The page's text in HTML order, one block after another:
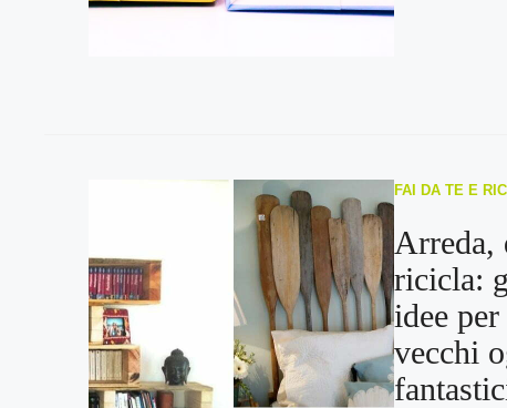
FAI DA TE E
Arreda,
ricicla:
idee
vecchi